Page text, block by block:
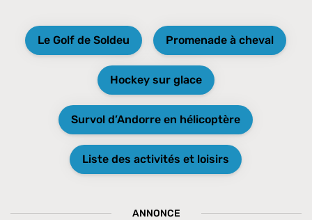
Le Golf de Soldeu Promenade à cheval
Hockey sur glace
Survol d’Andorre en hélicoptère
Liste des activités et loisirs
ANNONCE